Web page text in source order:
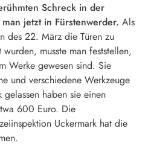
Schreck in der
jetzt in Fürstenwerder. Als
des 22. März die Türen zu
musste man feststellen,
Werke gewesen sind. Sie
und verschiedene Werkzeuge
gelassen haben sie einen
600 Euro. Die
Uckermark hat die